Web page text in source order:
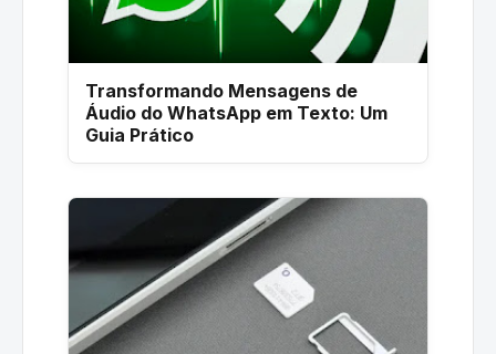
Transformando Mensagens de
Áudio do WhatsApp em Texto: Um
Guia Prático